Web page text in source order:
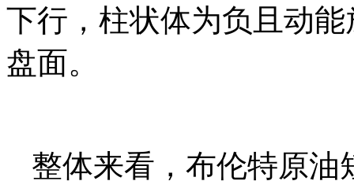
下行，柱状体为负且动
盘面。
整体来看，布伦特原油